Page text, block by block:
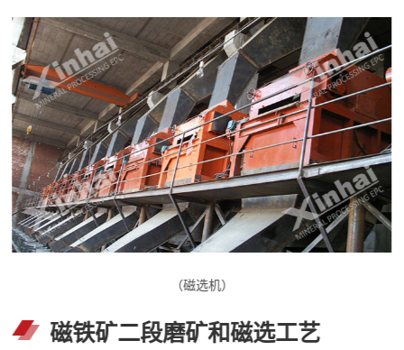
（磁选机）
磁铁矿二段磨矿和磁选工艺